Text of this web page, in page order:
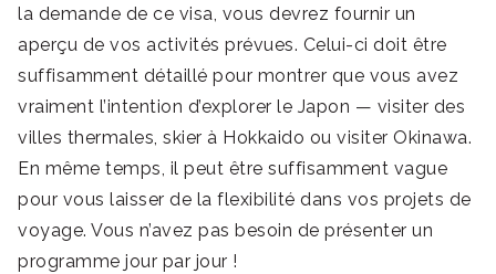
la demande de ce visa, vous devrez fournir un
aperçu de vos activités prévues. Celui-ci doit être
suffisamment détaillé pour montrer que vous avez
vraiment l’intention d’explorer le Japon — visiter des
villes thermales, skier à Hokkaido ou visiter Okinawa.
En même temps, il peut être suffisamment vague
pour vous laisser de la flexibilité dans vos projets de
voyage. Vous n’avez pas besoin de présenter un
programme jour par jour !